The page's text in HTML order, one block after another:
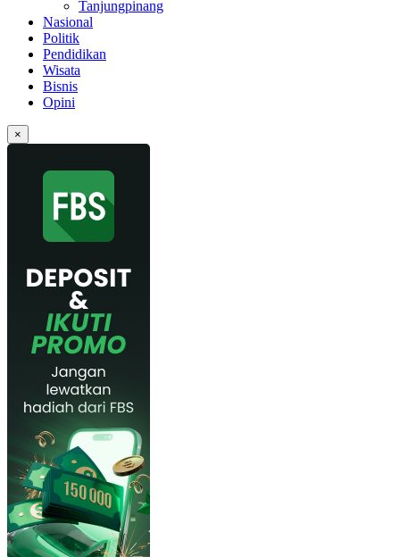
Tanjungpinang
Nasional
Politik
Pendidikan
Wisata
Bisnis
Opini
×